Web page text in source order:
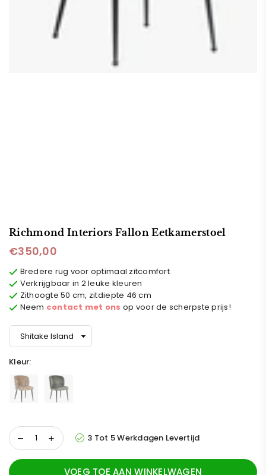
Richmond Interiors Fallon Eetkamerstoel
Normale
prijs
€350,00
Bredere rug voor optimaal zitcomfort
Verkrijgbaar in 2 leuke kleuren
Zithoogte 50 cm, zitdiepte 46 cm
Neem contact met ons op voor de scherpste prijs!
Kleur:
3 Tot 5 Werkdagen Levertijd
VOEG TOE AAN WINKELWAGEN